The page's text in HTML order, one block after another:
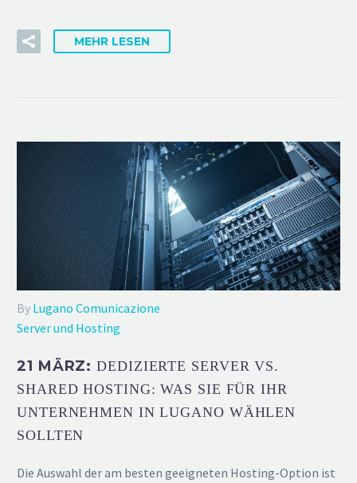
MEHR LESEN
By Lugano Comunicazione
Server und Hosting
21 MÄRZ:DEDIZIERTE SERVER VS.
SHARED HOSTING: WAS SIE FÜR IHR
UNTERNEHMEN IN LUGANO WÄHLEN
SOLLTEN
Die Auswahl der am besten geeigneten Hosting-Option ist